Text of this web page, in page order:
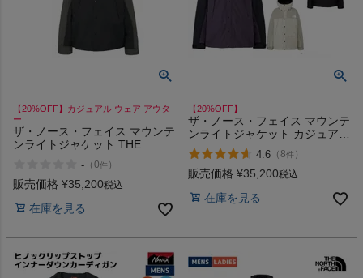
【20%OFF】カジュアル ウェア アウタ
ー
ザ・ノース・フェイス マウンテ
ンライトジャケット THE
- （0件 ）
販売価格 ¥35,200税込
在庫を見る
【20%OFF】
ザ・ノース・フェイス マウンテ
ンライトジャケット カジュアル
アウトドア ウェア アウター 防
水 防風 保温 シェルジャケット
ゴアテックス THE NORTH
AK EK FS
4.6 （8件 ）
販売価格 ¥35,200税込
在庫を見る